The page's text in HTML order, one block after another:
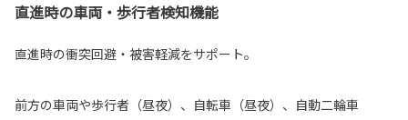
直進時の車両・歩行者検知機能
直進時の衝突回避・被害軽減をサポート。
前方の車両や歩行者（昼夜）、自転車（昼夜）、自動二輪車